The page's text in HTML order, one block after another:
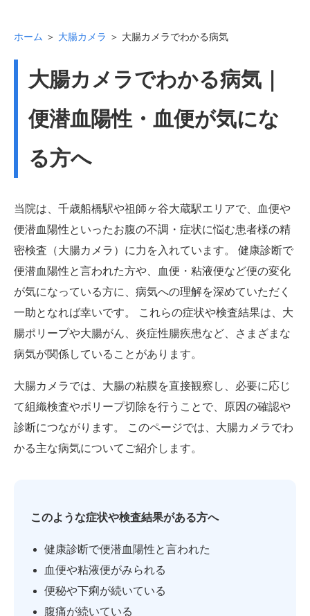
ホーム ＞ 大腸カメラ ＞ 大腸カメラでわかる病気
大腸カメラでわかる病気｜
便潜血陽性・血便が気にな
る方へ
当院は、千歳船橋駅や祖師ヶ谷大蔵駅エリアで、血便や
便潜血陽性といったお腹の不調・症状に悩む患者様の精
密検査（大腸カメラ）に力を入れています。 健康診断で
便潜血陽性と言われた方や、血便・粘液便など便の変化
が気になっている方に、病気への理解を深めていただく
一助となれば幸いです。 これらの症状や検査結果は、大
腸ポリープや大腸がん、炎症性腸疾患など、さまざまな
病気が関係していることがあります。
大腸カメラでは、大腸の粘膜を直接観察し、必要に応じ
て組織検査やポリープ切除を行うことで、原因の確認や
診断につながります。 このページでは、大腸カメラでわ
かる主な病気についてご紹介します。
このような症状や検査結果がある方へ
健康診断で便潜血陽性と言われた
血便や粘液便がみられる
便秘や下痢が続いている
腹痛が続いている